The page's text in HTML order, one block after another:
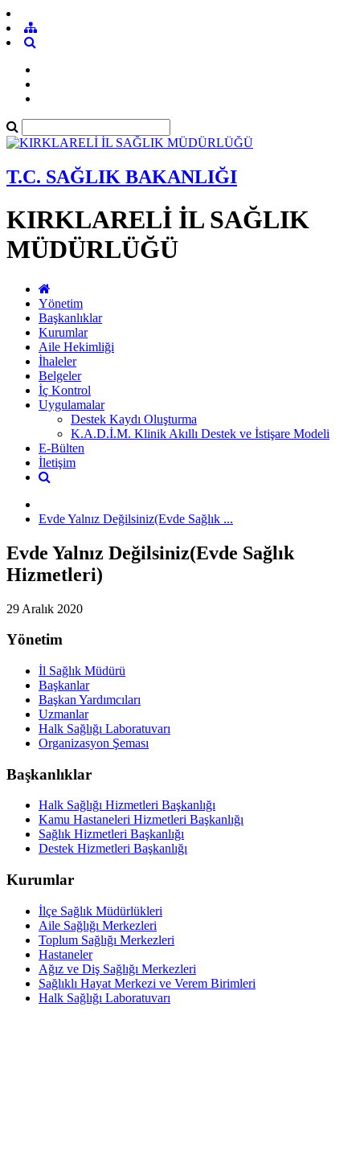
T.C. SAĞLIK BAKANLIĞI
KIRKLARELİ İL SAĞLIK
MÜDÜRLÜĞÜ
Yönetim
Başkanlıklar
Kurumlar
Aile Hekimliği
İhaleler
Belgeler
İç Kontrol
Uygulamalar
Destek Kaydı Oluşturma
K.A.D.İ.M. Klinik Akıllı Destek ve İstişare Modeli
E-Bülten
İletişim
Evde Yalnız Değilsiniz(Evde Sağlık ...
Evde Yalnız Değilsiniz(Evde Sağlık
Hizmetleri)
29 Aralık 2020
Yönetim
İl Sağlık Müdürü
Başkanlar
Başkan Yardımcıları
Uzmanlar
Halk Sağlığı Laboratuvarı
Organizasyon Şeması
Başkanlıklar
Halk Sağlığı Hizmetleri Başkanlığı
Kamu Hastaneleri Hizmetleri Başkanlığı
Sağlık Hizmetleri Başkanlığı
Destek Hizmetleri Başkanlığı
Kurumlar
İlçe Sağlık Müdürlükleri
Aile Sağlığı Merkezleri
Toplum Sağlığı Merkezleri
Hastaneler
Ağız ve Diş Sağlığı Merkezleri
Sağlıklı Hayat Merkezi ve Verem Birimleri
Halk Sağlığı Laboratuvarı